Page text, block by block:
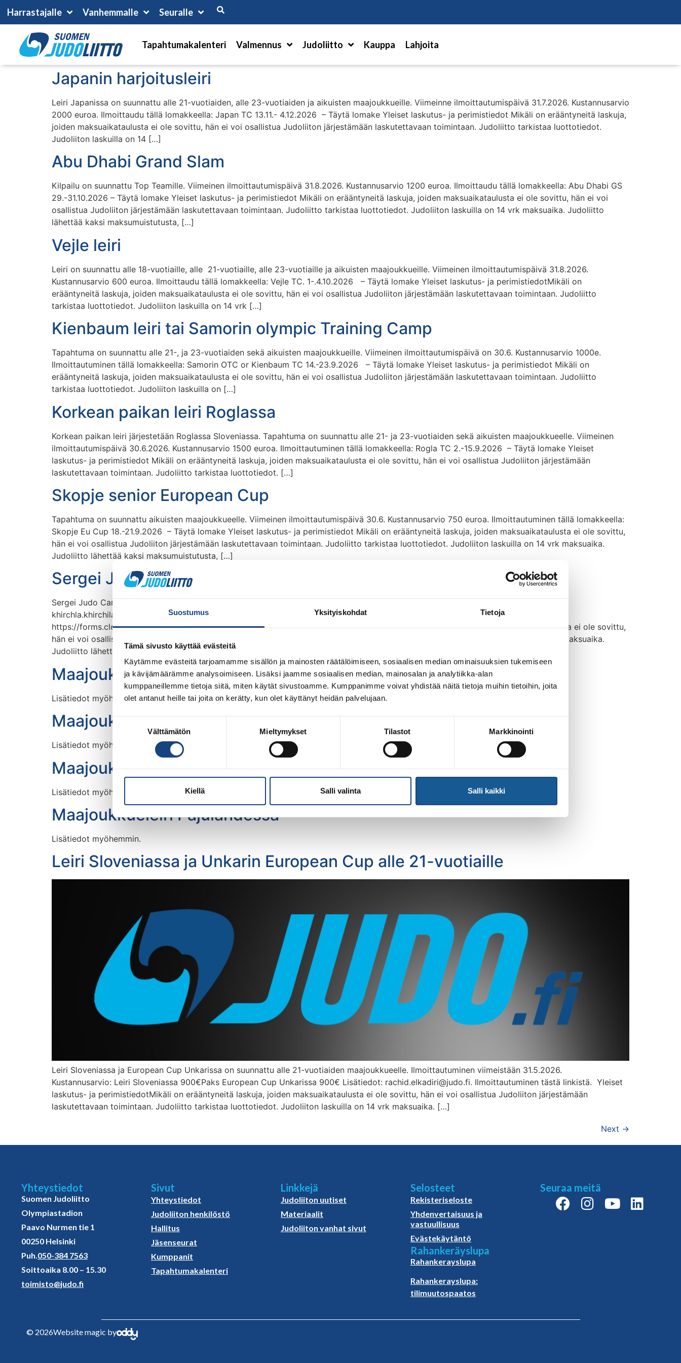
Suostumus Yksityiskohdat Tietoja
Tämä sivusto käyttää evästeitä
Käytämme evästeitä tarjoamamme sisällön ja mainosten räätälöimiseen, sosiaalisen median ominaisuuksien tukemiseen
ja kävijämäärämme analysoimiseen. Lisäksi jaamme sosiaalisen median, mainosalan ja analytiikka-alan
kumppaneillemme tietoja siitä, miten käytät sivustoamme. Kumppanimme voivat yhdistää näitä tietoja muihin tietoihin, joita
olet antanut heille tai joita on kerätty, kun olet käyttänyt heidän palvelujaan.
Suostumuksen
Välttämätön Mieltymykset Tilastot Markkinointi
Kiellä Salli valinta Salli kaikki
Harrastajalle Vanhemmalle Seuralle
Tapahtumakalenteri Valmennus Judoliitto Kauppa Lahjoita
Japanin harjoitusleiri
Leiri Japanissa on suunnattu alle 21-vuotiaiden, alle 23-vuotiaiden ja aikuisten maajoukkueille. Viimeinne ilmoittautumispäivä 31.7.2026. Kustannusarvio
2000 euroa. Ilmoittaudu tällä lomakkeella: Japan TC 13.11.- 4.12.2026 – Täytä lomake Yleiset laskutus- ja perimistiedot Mikäli on erääntyneitä laskuja,
joiden maksuaikataulusta ei ole sovittu, hän ei voi osallistua Judoliiton järjestämään laskutettavaan toimintaan. Judoliitto tarkistaa luottotiedot.
Judoliiton laskuilla on 14 […]
Abu Dhabi Grand Slam
Kilpailu on suunnattu Top Teamille. Viimeinen ilmoittautumispäivä 31.8.2026. Kustannusarvio 1200 euroa. Ilmoittaudu tällä lomakkeella: Abu Dhabi GS
29.-31.10.2026 – Täytä lomake Yleiset laskutus- ja perimistiedot Mikäli on erääntyneitä laskuja, joiden maksuaikataulusta ei ole sovittu, hän ei voi
osallistua Judoliiton järjestämään laskutettavaan toimintaan. Judoliitto tarkistaa luottotiedot. Judoliiton laskuilla on 14 vrk maksuaika. Judoliitto
lähettää kaksi maksumuistutusta, […]
Vejle leiri
Leiri on suunnattu alle 18-vuotiaille, alle 21-vuotiaille, alle 23-vuotiaille ja aikuisten maajoukkueille. Viimeinen ilmoittautumispäivä 31.8.2026.
Kustannusarvio 600 euroa. Ilmoittaudu tällä lomakkeella: Vejle TC. 1-.4.10.2026 – Täytä lomake Yleiset laskutus- ja perimistiedotMikäli on
erääntyneitä laskuja, joiden maksuaikataulusta ei ole sovittu, hän ei voi osallistua Judoliiton järjestämään laskutettavaan toimintaan. Judoliitto
tarkistaa luottotiedot. Judoliiton laskuilla on 14 vrk […]
Kienbaum leiri tai Samorin olympic Training Camp
Tapahtuma on suunnattu alle 21-, ja 23-vuotiaiden sekä aikuisten maajoukkueille. Viimeinen ilmoittautumispäivä on 30.6. Kustannusarvio 1000e.
Ilmoittautuminen tällä lomakkeella: Samorin OTC or Kienbaum TC 14.-23.9.2026 – Täytä lomake Yleiset laskutus- ja perimistiedot Mikäli on
erääntyneitä laskuja, joiden maksuaikataulusta ei ole sovittu, hän ei voi osallistua Judoliiton järjestämään laskutettavaan toimintaan. Judoliitto
tarkistaa luottotiedot. Judoliiton laskuilla on […]
Korkean paikan leiri Roglassa
Korkean paikan leiri järjestetään Roglassa Sloveniassa. Tapahtuma on suunnattu alle 21- ja 23-vuotiaiden sekä aikuisten maajoukkueelle. Viimeinen
ilmoittautumispäivä 30.6.2026. Kustannusarvio 1500 euroa. Ilmoittautuminen tällä lomakkeella: Rogla TC 2.-15.9.2026 – Täytä lomake Yleiset
laskutus- ja perimistiedot Mikäli on erääntyneitä laskuja, joiden maksuaikataulusta ei ole sovittu, hän ei voi osallistua Judoliiton järjestämään
laskutettavaan toimintaan. Judoliitto tarkistaa luottotiedot. […]
Skopje senior European Cup
Tapahtuma on suunnattu aikuisten maajoukkueelle. Viimeinen ilmoittautumispäivä 30.6. Kustannusarvio 750 euroa. Ilmoittautuminen tällä lomakkeella:
Skopje Eu Cup 18.-21.9.2026 – Täytä lomake Yleiset laskutus- ja perimistiedot Mikäli on erääntyneitä laskuja, joiden maksuaikataulusta ei ole sovittu,
hän ei voi osallistua Judoliiton järjestämään laskutettavaan toimintaan. Judoliitto tarkistaa luottotiedot. Judoliiton laskuilla on 14 vrk maksuaika.
Judoliitto lähettää kaksi maksumuistutusta, […]
Sergei Judo Camp Training Camp
Sergei Judo Camp järjestetään Sveitsissä. Kustannusarvio on noin 800 euroa. Ilmoittautuminen viimeistään 24.6. Lisätiedot:
khirchla.khirchilashvili@judo.fi. Tapahtuman nettisivut: https://www.sjcamp.ch/en/natsu/ Ilmoittautuminen tällä lomakkeella:
https://forms.cloud.microsoft/e/UTKcxV8HpL Yleiset laskutus- ja perimistiedot Mikäli on erääntyneitä laskuja, joiden maksuaikataulusta ei ole sovittu,
hän ei voi osallistua Judoliiton järjestämään laskutettavaan toimintaan. Judoliitto tarkistaa luottotiedot. Judoliiton laskuilla on 14 vrk maksuaika.
Judoliitto lähettää kaksi […]
Maajoukkueleiri Pajulahdessa
Lisätiedot myöhemmin.
Maajoukkueleiri Pajulahdessa
Lisätiedot myöhemmin.
Maajoukkueleiri Pajulahdessa
Lisätiedot myöhemmin.
Maajoukkueleiri Pajulahdessa
Lisätiedot myöhemmin.
Leiri Sloveniassa ja Unkarin European Cup alle 21-vuotiaille
Leiri Sloveniassa ja European Cup Unkarissa on suunnattu alle 21-vuotiaiden maajoukkueelle. Ilmoittautuminen viimeistään 31.5.2026.
Kustannusarvio: Leiri Sloveniassa 900€Paks European Cup Unkarissa 900€ Lisätiedot: rachid.elkadiri@judo.fi. Ilmoittautuminen tästä linkistä. Yleiset
laskutus- ja perimistiedotMikäli on erääntyneitä laskuja, joiden maksuaikataulusta ei ole sovittu, hän ei voi osallistua Judoliiton järjestämään
laskutettavaan toimintaan. Judoliitto tarkistaa luottotiedot. Judoliiton laskuilla on 14 vrk maksuaika. […]
Next →
Yhteystiedot
Suomen Judoliitto
Olympiastadion
Paavo Nurmen tie 1
00250 Helsinki
Puh. 050-384 7563
Soittoaika 8.00 – 15.30
toimisto@judo.fi
Sivut
Yhteystiedot
Judoliiton henkilöstö
Hallitus
Jäsenseurat
Kumppanit
Tapahtumakalenteri
Linkkejä
Judoliiton uutiset
Materiaalit
Judoliiton vanhat sivut
Selosteet
Rekisteriseloste
Yhdenvertaisuus ja
vastuullisuus
Evästekäytäntö
Rahankeräyslupa
Rahankerayslupa
Rahankerayslupa:
tilimuutospaatos
Seuraa meitä
© 2026Website magic by